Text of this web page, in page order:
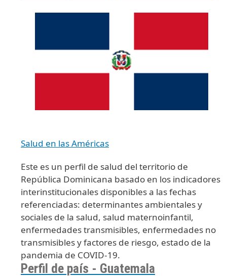
Salud en las Américas
Este es un perfil de salud del territorio de
República Dominicana basado en los indicadores
interinstitucionales disponibles a las fechas
referenciadas: determinantes ambientales y
sociales de la salud, salud maternoinfantil,
enfermedades transmisibles, enfermedades no
transmisibles y factores de riesgo, estado de la
pandemia de COVID-19.
Perfil de país - Guatemala